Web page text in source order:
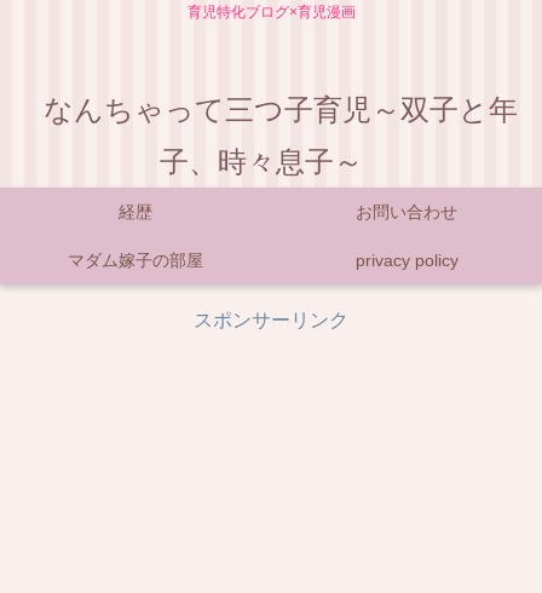
育児特化ブログ×育児漫画
なんちゃって三つ子育児～双子と年
子、時々息子～
経歴 お問い合わせ
マダム嫁子の部屋 privacy policy
スポンサーリンク